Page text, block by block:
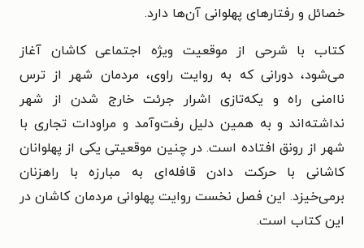
خصائل و رفتارهای پهلوانی آن‌ها دارد.
کتاب با شرحی از موقعیت ویژه اجتماعی کاشان آغاز
می‌شود، دورانی که به روایت راوی، مردمان شهر از ترس
ناامنی راه و یکه‌تازی اشرار جرئت خارج شدن از شهر
نداشته‌اند و به همین دلیل رفت‌وآمد و مراودات تجاری با
شهر از رونق افتاده است. در چنین موقعیتی یکی از پهلوانان
کاشانی با حرکت دادن قافله‌ای به مبارزه با راهزنان
برمی‌خیزد. این فصل نخست روایت پهلوانی مردمان کاشان در
این کتاب است.